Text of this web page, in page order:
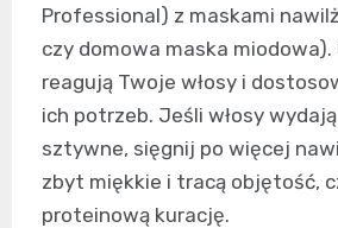
Professional) z maskami
czy domowa maska miodowa).
reagują Twoje włosy i
ich potrzeb. Jeśli włosy
sztywne, sięgnij po więcej
zbyt miękkie i tracą objętość,
proteinową kurację.